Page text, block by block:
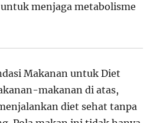
menjaga metabolisme
Makanan untuk Diet
makanan di atas,
diet sehat tanpa